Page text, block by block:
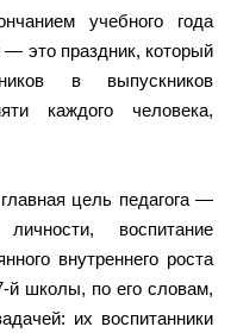
учебного года
— это праздник, который
в выпускников
каждого человека,
цель педагога —
воспитание
внутреннего роста
й школы, по его словам,
их воспитанники